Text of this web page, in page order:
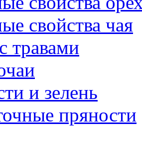
свойства чая
травами
и зелень
пряности